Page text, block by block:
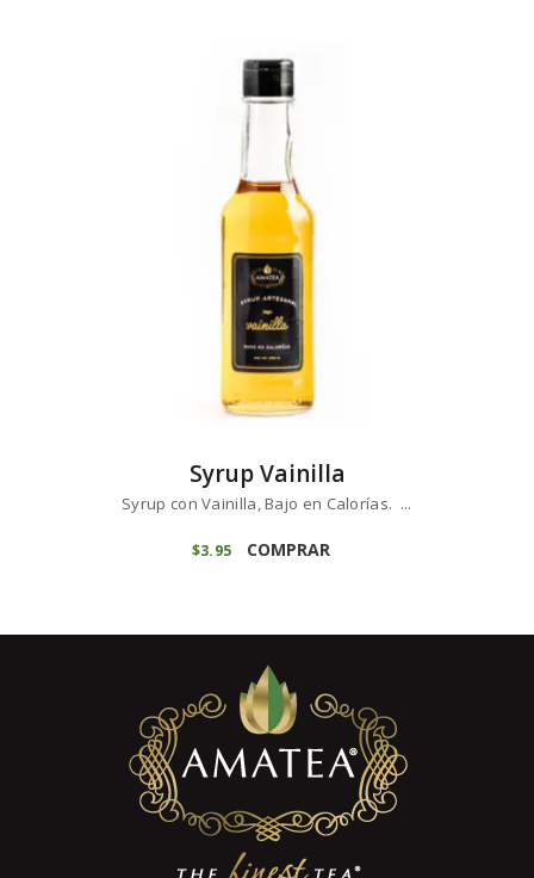
Syrup Vainilla
Syrup con Vainilla, Bajo en Calorías. ...
$3 95 COMPRAR